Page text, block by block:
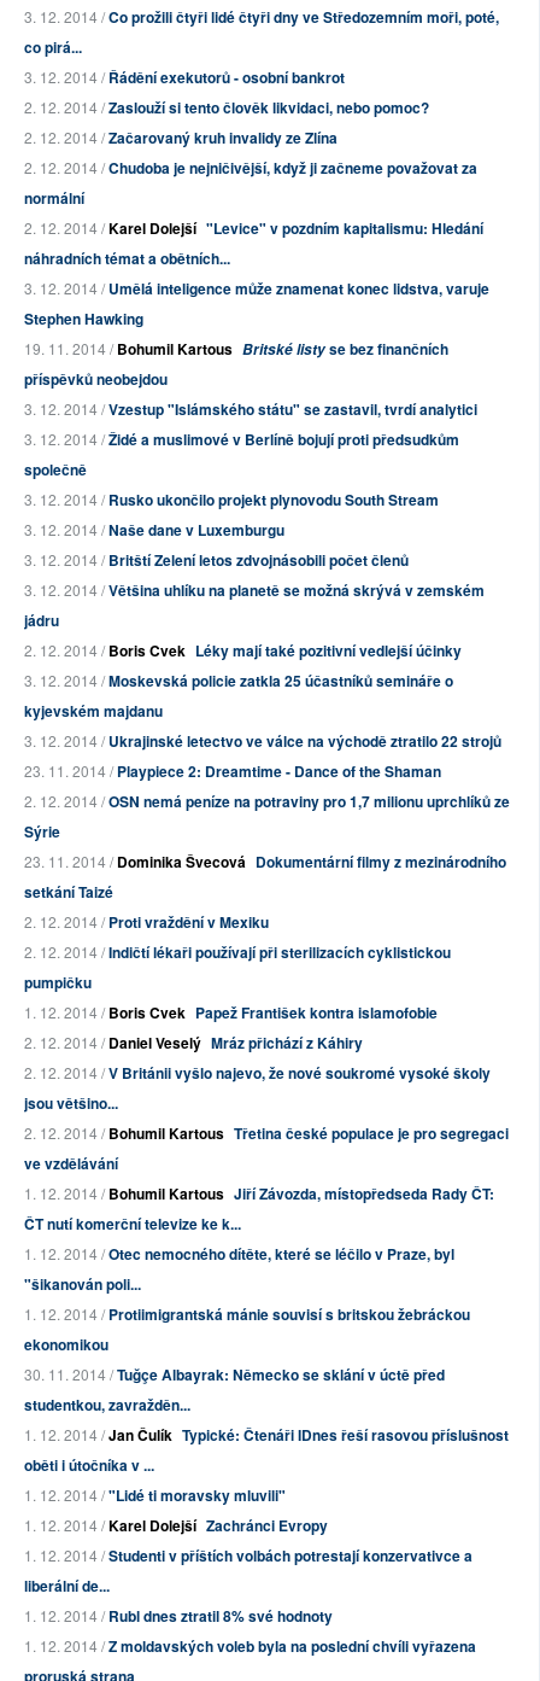
3. 12. 2014 /Co prožili čtyři lidé čtyři dny ve Středozemním moři, poté,
co pirá...
3. 12. 2014 /Řádění exekutorů - osobní bankrot
2. 12. 2014 /Zaslouží si tento člověk likvidaci, nebo pomoc?
2. 12. 2014 /Začarovaný kruh invalidy ze Zlína
2. 12. 2014 /Chudoba je nejničivější, když ji začneme považovat za
normální
2. 12. 2014 /Karel Dolejší "Levice" v pozdním kapitalismu: Hledání
náhradních témat a obětních...
3. 12. 2014 /Umělá inteligence může znamenat konec lidstva, varuje
Stephen Hawking
19. 11. 2014 /Bohumil Kartous Britské listyse bez finančních
příspěvků neobejdou
3. 12. 2014 /Vzestup "Islámského státu" se zastavil, tvrdí analytici
3. 12. 2014 /Židé a muslimové v Berlíně bojují proti předsudkům
společně
3. 12. 2014 /Rusko ukončilo projekt plynovodu South Stream
3. 12. 2014 /Naše dane v Luxemburgu
3. 12. 2014 /Britští Zelení letos zdvojnásobili počet členů
3. 12. 2014 /Většina uhlíku na planetě se možná skrývá v zemském
jádru
2. 12. 2014 /Boris Cvek Léky mají také pozitivní vedlejší účinky
3. 12. 2014 /Moskevská policie zatkla 25 účastníků semináře o
kyjevském majdanu
3. 12. 2014 /Ukrajinské letectvo ve válce na východě ztratilo 22 strojů
23. 11. 2014 /Playpiece 2: Dreamtime - Dance of the Shaman
2. 12. 2014 /OSN nemá peníze na potraviny pro 1,7 milionu uprchlíků ze
Sýrie
23. 11. 2014 /Dominika Švecová Dokumentární filmy z mezinárodního
setkání Taizé
2. 12. 2014 /Proti vraždění v Mexiku
2. 12. 2014 /Indičtí lékaři používají při sterilizacích cyklistickou
pumpičku
1. 12. 2014 /Boris Cvek Papež František kontra islamofobie
2. 12. 2014 /Daniel Veselý Mráz přichází z Káhiry
2. 12. 2014 /V Británii vyšlo najevo, že nové soukromé vysoké školy
jsou většino...
2. 12. 2014 /Bohumil Kartous Třetina české populace je pro segregaci
ve vzdělávání
1. 12. 2014 /Bohumil Kartous Jiří Závozda, místopředseda Rady ČT:
ČT nutí komerční televize ke k...
1. 12. 2014 /Otec nemocného dítěte, které se léčilo v Praze, byl
"šikanován poli...
1. 12. 2014 /Protiimigrantská mánie souvisí s britskou žebráckou
ekonomikou
30. 11. 2014 /Tuğçe Albayrak: Německo se sklání v úctě před
studentkou, zavražděn...
1. 12. 2014 /Jan Čulík Typické: Čtenáři IDnes řeší rasovou příslušnost
oběti i útočníka v ...
1. 12. 2014 /"Lidé ti moravsky mluvili"
1. 12. 2014 /Karel Dolejší Zachránci Evropy
1. 12. 2014 /Studenti v příštích volbách potrestají konzervativce a
liberální de...
1. 12. 2014 /Rubl dnes ztratil 8% své hodnoty
1. 12. 2014 /Z moldavských voleb byla na poslední chvíli vyřazena
proruská strana